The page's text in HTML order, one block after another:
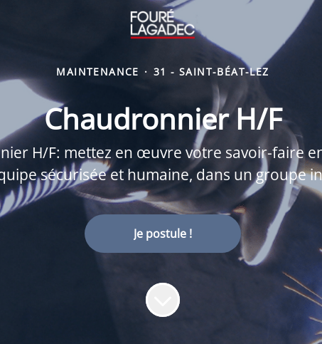
MAINTENANCE · 31 - SAINT-BÉAT-LEZ
Chaudronnier H/F
H/F: mettez en œuvre votre savoir-faire
sécurisée et humaine, dans un groupe
Je postule !